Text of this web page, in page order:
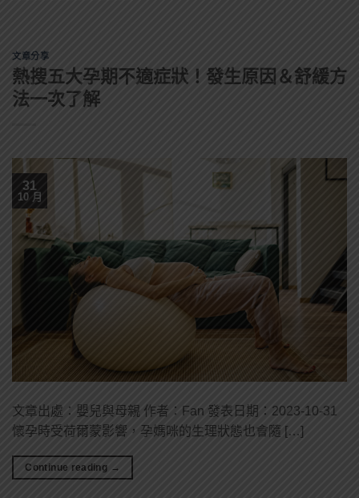
文章分享
熱搜五大孕期不適症狀！發生原因＆舒緩方
法一次了解
31
10 月
文章出處：嬰兒與母親 作者：Fan 發表日期：2023-10-31
懷孕時受荷爾蒙影響，孕媽咪的生理狀態也會隨 […]
Continue reading →